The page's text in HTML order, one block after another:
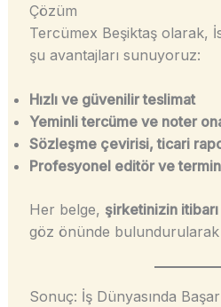
Çözüm
Tercümex Beşiktaş olarak,
şu avantajları sunuyoruz:
Hızlı ve güvenilir teslimat
Yeminli tercüme ve noter
Sözleşme çevirisi, ticari
Profesyonel editör ve
Her belge, şirketinizin
göz önünde bulundurularak
Sonuç: İş Dünyasında